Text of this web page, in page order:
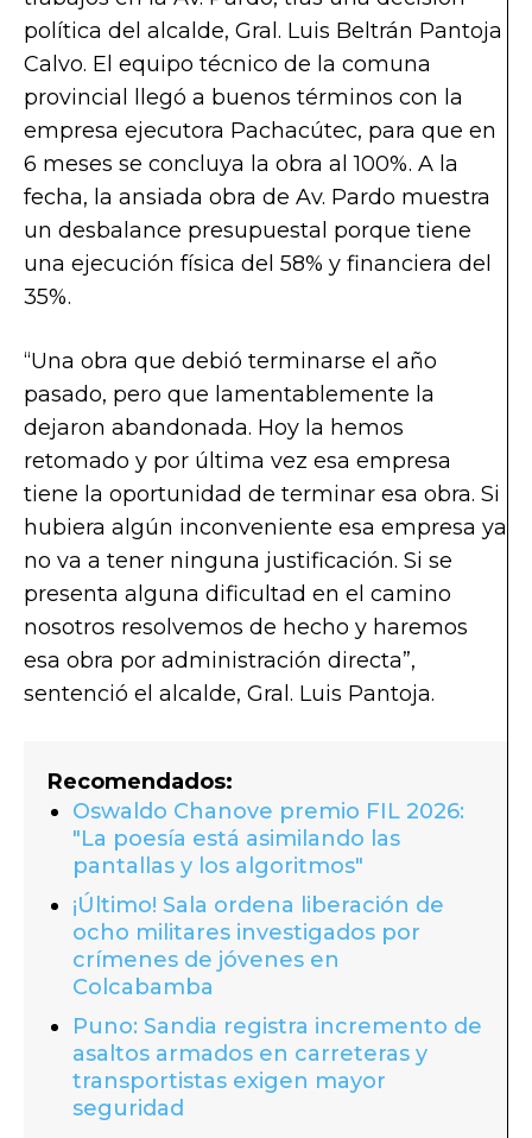
política del alcalde, Gral. Luis Beltrán Pantoja
Calvo. El equipo técnico de la comuna
provincial llegó a buenos términos con la
empresa ejecutora Pachacútec, para que en
6 meses se concluya la obra al 100%. A la
fecha, la ansiada obra de Av. Pardo muestra
un desbalance presupuestal porque tiene
una ejecución física del 58% y financiera del
35%.
“Una obra que debió terminarse el año
pasado, pero que lamentablemente la
dejaron abandonada. Hoy la hemos
retomado y por última vez esa empresa
tiene la oportunidad de terminar esa obra. Si
hubiera algún inconveniente esa empresa ya
no va a tener ninguna justificación. Si se
presenta alguna dificultad en el camino
nosotros resolvemos de hecho y haremos
esa obra por administración directa”,
sentenció el alcalde, Gral. Luis Pantoja.
Recomendados:
Oswaldo Chanove premio FIL 2026:
"La poesía está asimilando las
pantallas y los algoritmos"
¡Último! Sala ordena liberación de
ocho militares investigados por
crímenes de jóvenes en
Colcabamba
Puno: Sandia registra incremento de
asaltos armados en carreteras y
transportistas exigen mayor
seguridad